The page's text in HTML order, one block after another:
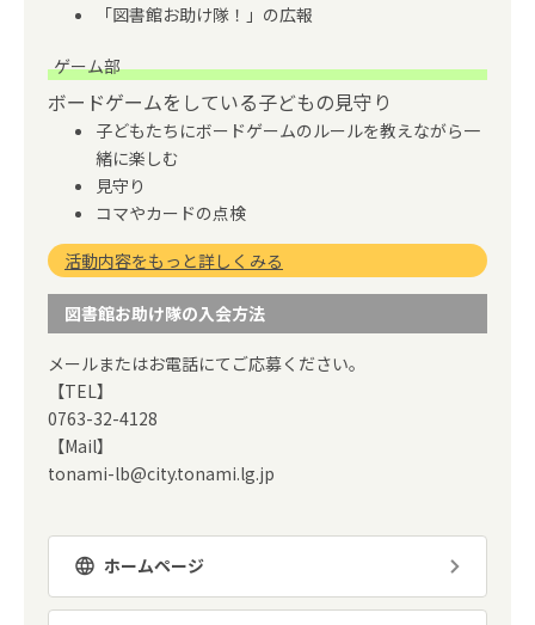
「図書館お助け隊！」の広報
ゲーム部
ボードゲームをしている子どもの見守り
子どもたちにボードゲームのルールを教えながら一
緒に楽しむ
見守り
コマやカードの点検
活動内容をもっと詳しくみる
図書館お助け隊の入会方法
メールまたはお電話にてご応募ください。
【TEL】
0763-32-4128
【Mail】
tonami-lb@city.tonami.lg.jp
ホームページ